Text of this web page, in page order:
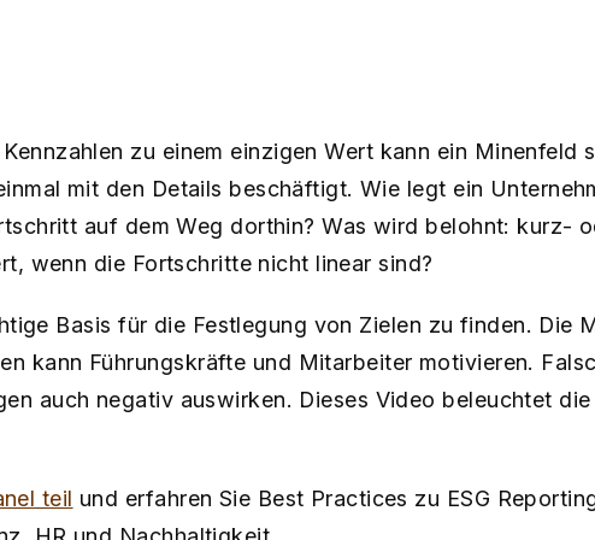
zu einem einzigen Wert kann ein Minenfeld
mit den Details beschäftigt. Wie legt ein
auf dem Weg dorthin? Was wird belohnt: kurz-
wenn die Fortschritte nicht linear sind?
Basis für die Festlegung von Zielen zu finden. Die
kann Führungskräfte und Mitarbeiter motivieren.
auch negativ auswirken. Dieses Video beleuchtet die
teil und erfahren Sie Best Practices zu ESG